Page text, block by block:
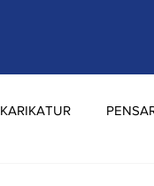
KARIKATUR